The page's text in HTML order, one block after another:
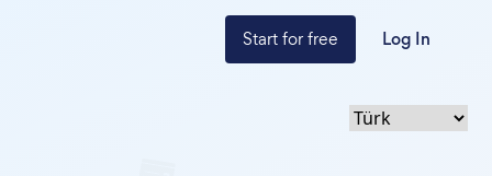
Start for free Log In